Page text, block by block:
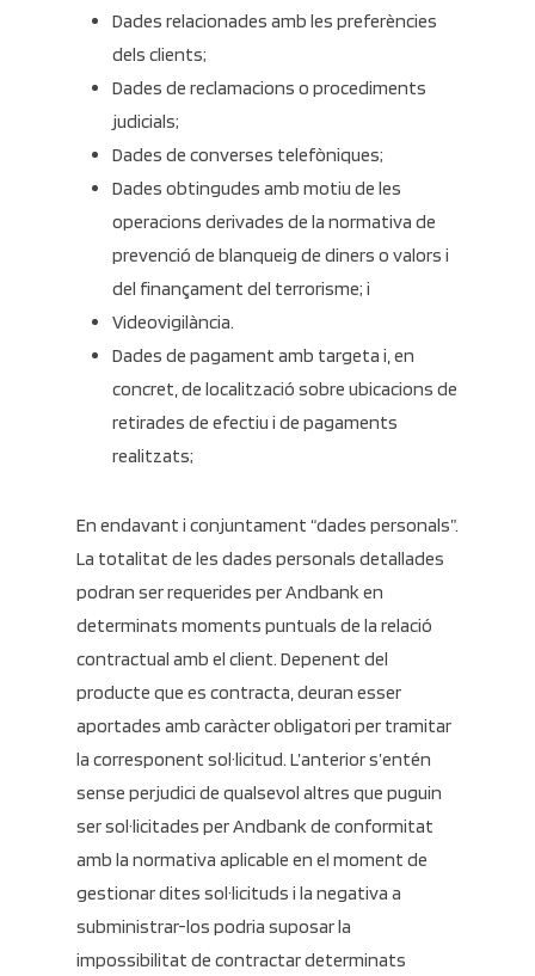
Dades relacionades amb les preferències
dels clients;
Dades de reclamacions o procediments
judicials;
Dades de converses telefòniques;
Dades obtingudes amb motiu de les
operacions derivades de la normativa de
prevenció de blanqueig de diners o valors i
del finançament del terrorisme; i
Videovigilància.
Dades de pagament amb targeta i, en
concret, de localització sobre ubicacions de
retirades de efectiu i de pagaments
realitzats;
En endavant i conjuntament “dades personals”.
La totalitat de les dades personals detallades
podran ser requerides per Andbank en
determinats moments puntuals de la relació
contractual amb el client. Depenent del
producte que es contracta, deuran esser
aportades amb caràcter obligatori per tramitar
la corresponent sol·licitud. L’anterior s’entén
sense perjudici de qualsevol altres que puguin
ser sol·licitades per Andbank de conformitat
amb la normativa aplicable en el moment de
gestionar dites sol·licituds i la negativa a
subministrar-los podria suposar la
impossibilitat de contractar determinats